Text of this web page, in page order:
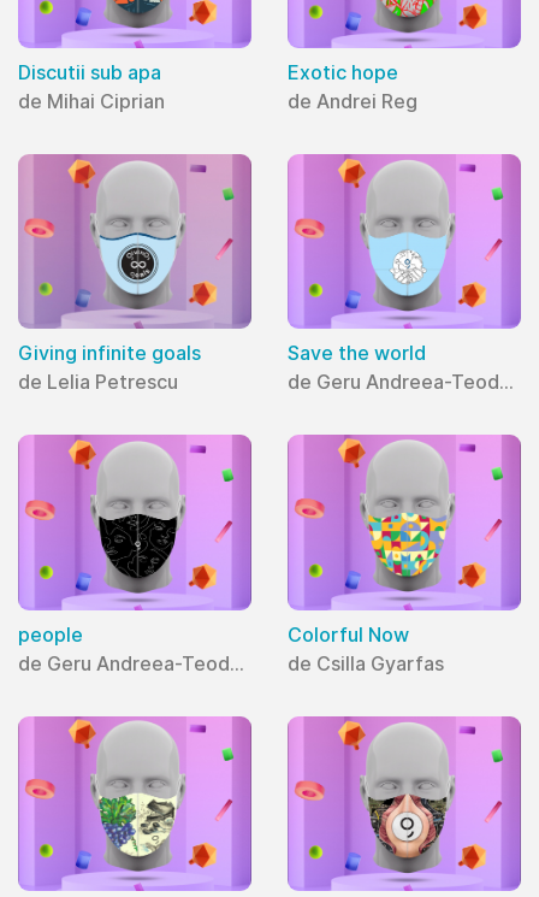
Discutii sub apa
de Mihai Ciprian
Exotic hope
de Andrei Reg
Giving infinite goals
de Lelia Petrescu
Save the world
de Geru Andreea-Teodora
people
de Geru Andreea-Teodora
Colorful Now
de Csilla Gyarfas